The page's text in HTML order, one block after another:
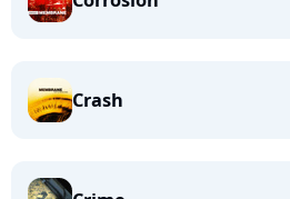
Crash